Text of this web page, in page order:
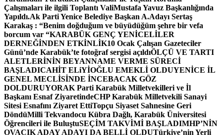
Çalışmaları ile ilgili Toplantı ValiMustafa Yavuz Başkanlığında
Yapıldı.Ak Parti Yenice Belediye Başkan A.Adayı Sertaş
Karakaş : “Benim doğduğum ve büyüdüğüm şehre bir vefa
borcum var “KARABÜK GENÇ YENİCELİLER
DERNEĞİNDEN ETKİNLİK10 Ocak Çalışan Gazeteciler
Günü’nde Karabük’te fotoğraf sergisi açıldıÖLÇÜ VE TARTI
ALETLERİNİN BEYANNAME VERME SÜRECİ
BAŞLADICAHİT ELiYİOĞLU EMEKLİ OLDUYENİCE İL
GENEL MECLİSİNDE İNCEBACAK GÖZ
DOLDURUYORAK Parti Karabük Milletvekilleri ve İl
Başkanı Esnaf ZiyaretindeCHP Karabük Milletvekili Sanayi
Sitesi Esnafını Ziyaret EttiTopçu Siyaset Sahnesine Geri
DöndüMilli Tekvandocu Kübra Dağlı, Karabük Üniversitesi
Öğrencileri ile BuluştuSEÇİM TAKVİMİ BAŞLADIMHP’NİN
OVACIK ADAY ADAYI DA BELLİ OLDUTürkiye’nin Yerli